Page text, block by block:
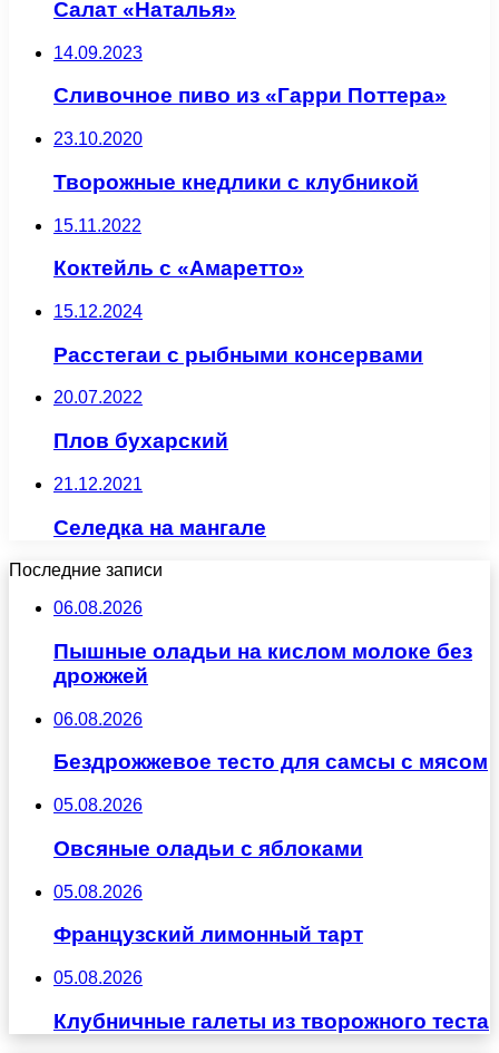
Салат «Наталья»
14.09.2023
Сливочное пиво из «Гарри Поттера»
23.10.2020
Творожные кнедлики с клубникой
15.11.2022
Коктейль с «Амаретто»
15.12.2024
Расстегаи с рыбными консервами
20.07.2022
Плов бухарский
21.12.2021
Селедка на мангале
Последние записи
06.08.2026
Пышные оладьи на кислом молоке без
дрожжей
06.08.2026
Бездрожжевое тесто для самсы с мясом
05.08.2026
Овсяные оладьи с яблоками
05.08.2026
Французский лимонный тарт
05.08.2026
Клубничные галеты из творожного теста